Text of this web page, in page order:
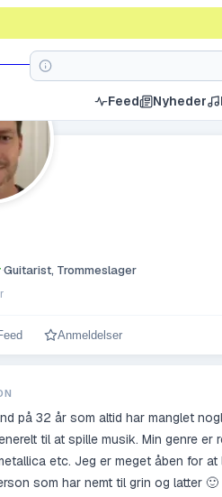
Feed Nyheder
·Guitarist, Trommeslager
Anmeldelser
på 32 år som altid har manglet
til at spille musik. Min genre er
etc. Jeg er meget åben for
som har nemt til grin og latter 🙂